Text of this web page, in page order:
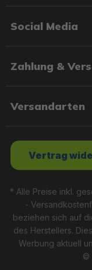
Social Media
Zahlung &
Versandarten
Vertrag
* Alle Preise inkl.
-
beziehen sich auf
des Herstellers.
Werbung aktuell
©